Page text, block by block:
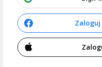
Zaloguj